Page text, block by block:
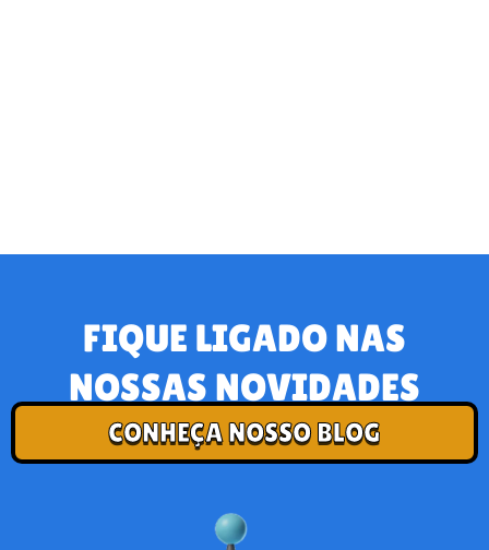
FIQUE LIGADO NAS
NOSSAS NOVIDADES
CONHEÇA NOSSO BLOG